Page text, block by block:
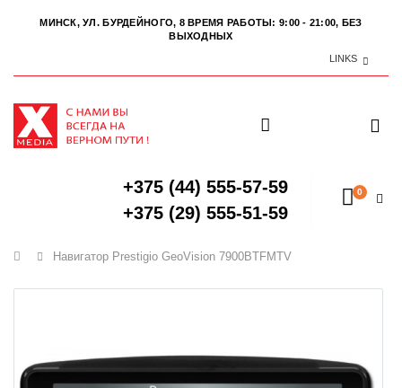
МИНСК, УЛ. БУРДЕЙНОГО, 8 ВРЕМЯ РАБОТЫ: 9:00 - 21:00, БЕЗ
ВЫХОДНЫХ
LINKS
+375 (44) 555-57-59
+375 (29) 555-51-59
0
Главная
Навигатор Prestigio GeoVision 7900BTFMTV